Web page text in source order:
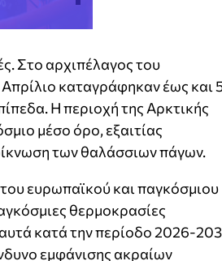
Στο αρχιπέλαγος του
καταγράφηκαν έως και
Η περιοχή της Αρκτικής
μέσο όρο, εξαιτίας
των θαλάσσιων πάγων.
του ευρωπαϊκού και παγκόσμιου
θερμοκρασίες
κατά την περίοδο 2026-
εμφάνισης ακραίων